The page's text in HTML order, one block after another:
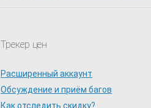
Трекер цен
Расширенный аккаунт
Обсуждение и приём багов
Как отследить скидку?